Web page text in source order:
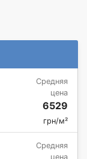
Средняя
цена
6529
грн/м²
Средняя
цена